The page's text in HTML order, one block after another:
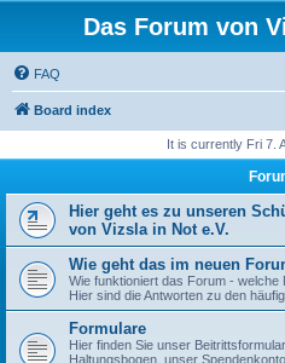
Das Forum von
FAQ
Board index
It is currently Fri 7.
Hier geht es zu unseren
von Vizsla in Not e.V.
Wie geht das im neuen
Wie funktioniert das Forum - welche
Hier sind die Antworten zu den
Formulare
Hier finden Sie unser
Haltungsbogen, unser